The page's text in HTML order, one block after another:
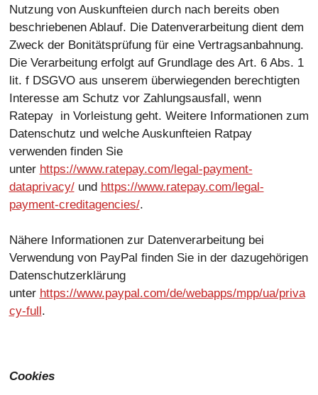
Nutzung von Auskunfteien durch nach bereits oben
beschriebenen Ablauf. Die Datenverarbeitung dient dem
Zweck der Bonitätsprüfung für eine Vertragsanbahnung.
Die Verarbeitung erfolgt auf Grundlage des Art. 6 Abs. 1
lit. f DSGVO aus unserem überwiegenden berechtigten
Interesse am Schutz vor Zahlungsausfall, wenn
Ratepay in Vorleistung geht. Weitere Informationen zum
Datenschutz und welche Auskunfteien Ratpay
verwenden finden Sie
unter https://www.ratepay.com/legal-payment-
dataprivacy/und https://www.ratepay.com/legal-
payment-creditagencies/.
Nähere Informationen zur Datenverarbeitung bei
Verwendung von PayPal finden Sie in der dazugehörigen
Datenschutzerklärung
unter https://www.paypal.com/de/webapps/mpp/ua/priva
cy-full .
Cookies